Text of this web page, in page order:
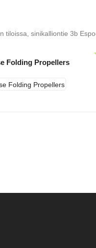
tiloissa, sinikalliontie 3b
Folding Propellers